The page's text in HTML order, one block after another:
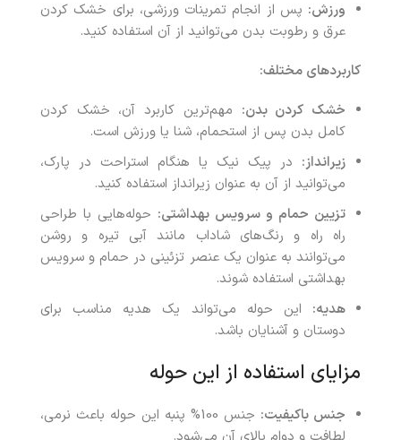
ورزش: پس از انجام تمرینات ورزشی، برای خشک کردن
عرق و رطوبت بدن می‌توانید از آن استفاده کنید.
کاربردهای مختلف:
خشک کردن بدن: مهم‌ترین کاربرد آن، خشک کردن
کامل بدن پس از استحمام، شنا یا ورزش است.
زیرانداز: در پیک نیک یا هنگام استراحت در پارک،
می‌توانید از آن به عنوان زیرانداز استفاده کنید.
تزیین حمام و سرویس بهداشتی: حوله‌هایی با طراحی
راه راه و رنگ‌های شاداب مانند آبی تیره و روشن
می‌توانند به عنوان یک عنصر تزئینی در حمام و سرویس
بهداشتی استفاده شوند.
هدیه: این حوله می‌تواند یک هدیه مناسب برای
دوستان و آشنایان باشد.
مزایای استفاده از این حوله
جنس باکیفیت:
جنس 100% پنبه این حوله باعث نرمی،